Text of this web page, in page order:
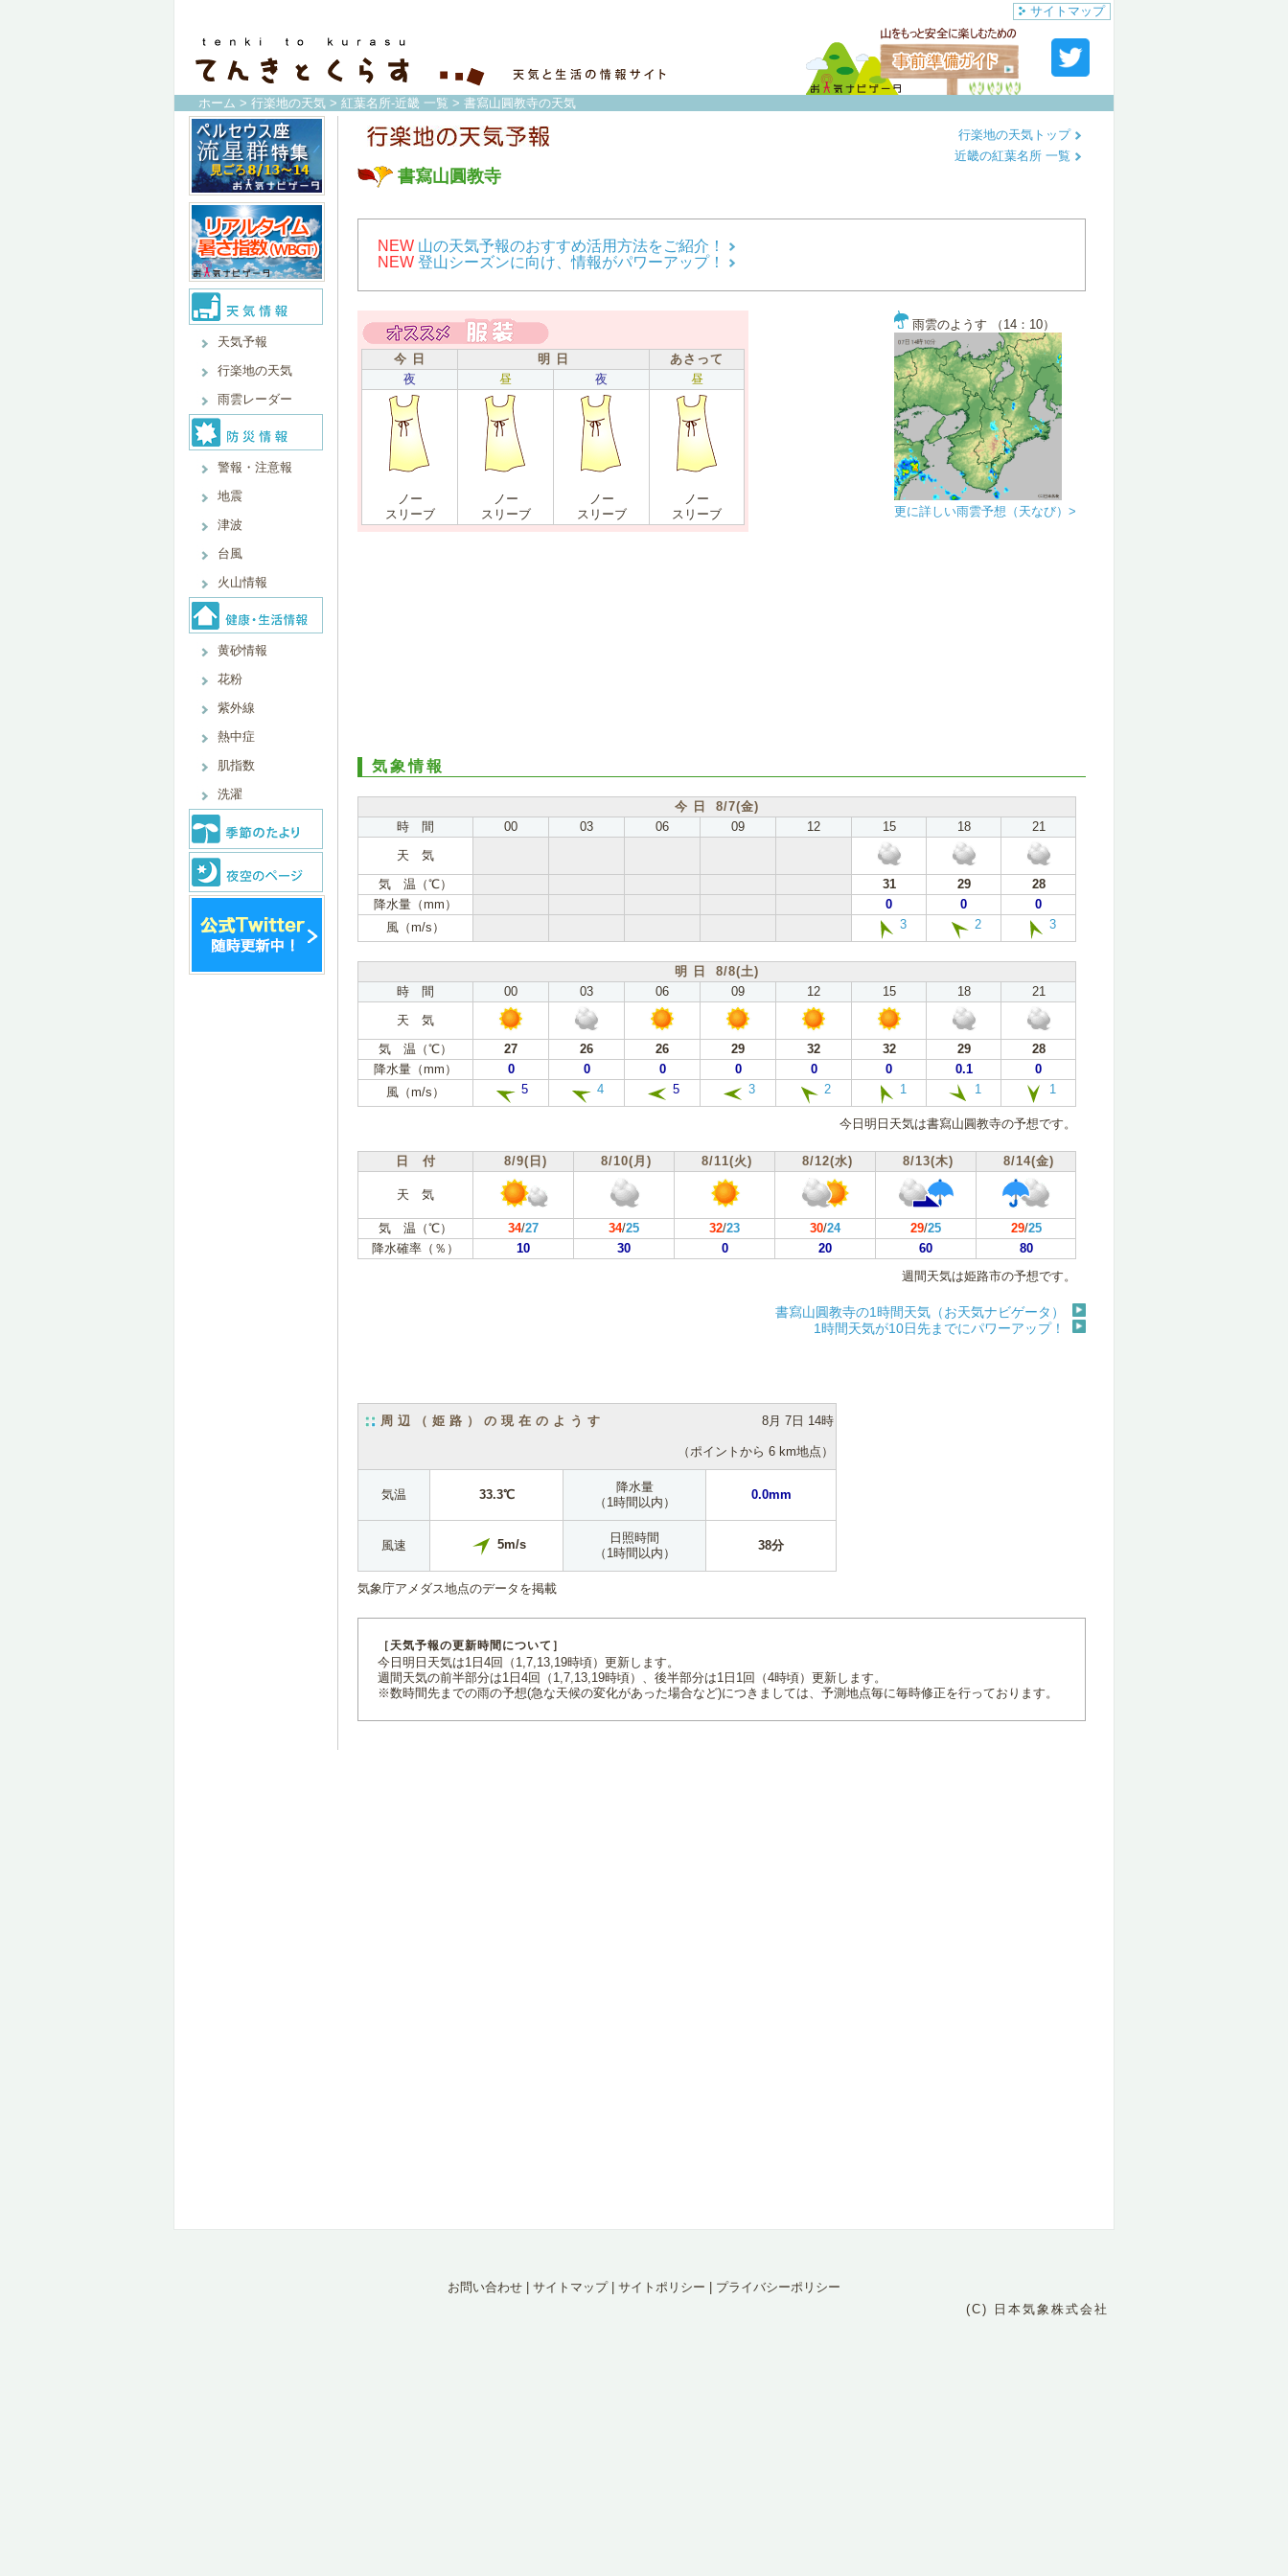
サイトマップ
ホーム > 行楽地の天気 > 紅葉名所-近畿 一覧 > 書寫山圓教寺の天気
天気予報
行楽地の天気
雨雲レーダー
警報・注意報
地震
津波
台風
火山情報
黄砂情報
花粉
紫外線
熱中症
肌指数
洗濯
書寫山圓教寺
行楽地の天気トップ
近畿の紅葉名所 一覧
NEW 山の天気予報のおすすめ活用方法をご紹介！
NEW 登山シーズンに向け、情報がパワーアップ！
今 日 明 日
あさって
夜
昼 夜 昼
ノー
スリーブ
ノー
スリーブ
ノー
スリーブ
ノー
スリーブ
雨雲のようす （14：10）
更に詳しい雨雲予想（天なび）>
気象情報
今 日 8/7(金)
時 間
00 03 06 09 12 15 18
21
天 気
気 温（℃）
31 29
28
降水量（mm）
0 0
0
風（m/s）
3 2 3
明 日 8/8(土)
時 間
00 03 06 09 12 15 18
21
天 気
気 温（℃）
27 26 26 29 32 32 29
28
降水量（mm）
0 0 0 0 0 0 0.1
0
風（m/s）
5 4 5 3 2 1 1 1
今日明日天気は書寫山圓教寺の予想です。
日 付 8/9(日) 8/10(月) 8/11(火) 8/12(水) 8/13(木) 8/14(金)
天 気
気 温（℃） 34/27 34/25 32/23 30/24 29/25 29/25
降水確率（％）
10 30 0 20 60
80
週間天気は姫路市の予想です。
書寫山圓教寺の1時間天気（お天気ナビゲータ）
1時間天気が10日先までにパワーアップ！
周辺（姫路）の現在のようす 8月 7日 14時
（ポイントから 6 km地点）
気温 33.3℃
降水量
（1時間以内）
0.0mm
風速 5m/s
日照時間
（1時間以内）
38分
気象庁アメダス地点のデータを掲載
［天気予報の更新時間について］
今日明日天気は1日4回（1,7,13,19時頃）更新します。
週間天気の前半部分は1日4回（1,7,13,19時頃）、後半部分は1日1回（4時頃）更新します。
※数時間先までの雨の予想(急な天候の変化があった場合など)につきましては、予測地点毎に毎時修正を行っております。
お問い合わせ サイトマップ| サイトポリシー
プライバシーポリシー
(C) 日本気象株式会社